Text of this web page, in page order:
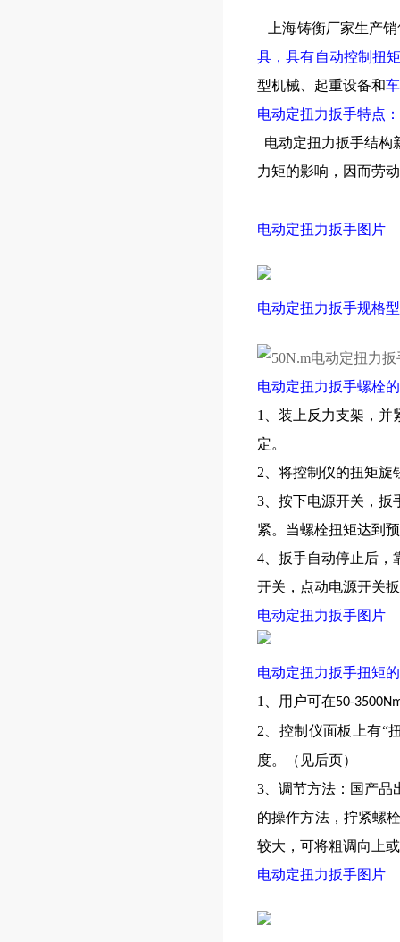
上海铸衡厂家生产销
具，具有自动控制扭
型机械、起重设备和
电动定扭力扳手特点：
电动定扭力扳手结构
力矩的影响，因而劳
电动定扭力扳手图片
电动定扭力扳手规格
电动定扭力扳手螺栓
1、装上反力支架，并
定。
2、将控制仪的扭矩旋
3、按下电源开关，扳
紧。当螺栓扭矩达到
4、扳手自动停止后，
开关，点动电源开关
电动定扭力扳手图片
电动定扭力扳手扭矩
1、用户可在50-
2、控制仪面板上有“
度。（见后页）
3、调节方法：国产品
的操作方法，拧紧螺
较大，可将粗调向上
电动定扭力扳手图片